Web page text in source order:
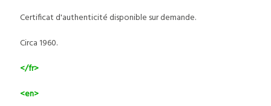
Certificat d'authenticité disponible sur demande.
Circa 1960.
</fr>
<en>